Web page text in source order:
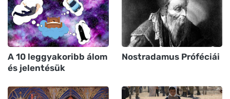
A 10 leggyakoribb álom
és jelentésük
Nostradamus Próféciái